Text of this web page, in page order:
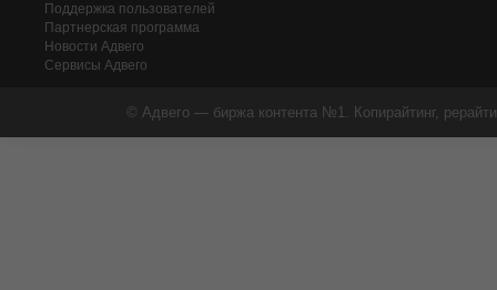
Поддержка пользователей
Партнерская программа
Новости Адвего
Сервисы Адвего
© Адвего — биржа контента №1. Копирайтинг,